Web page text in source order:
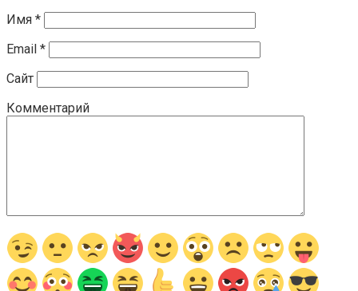
Имя *
Email *
Сайт
Комментарий